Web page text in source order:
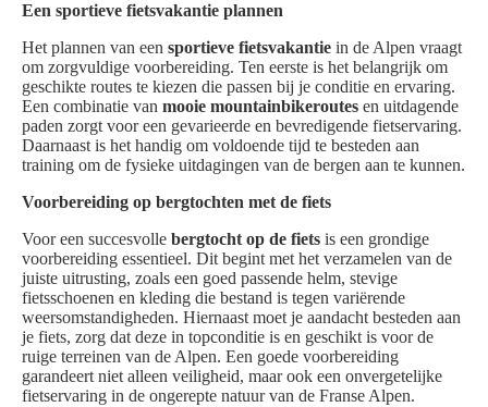
Een sportieve fietsvakantie plannen
Het plannen van een sportieve fietsvakantie in de Alpen vraagt
om zorgvuldige voorbereiding. Ten eerste is het belangrijk om
geschikte routes te kiezen die passen bij je conditie en ervaring.
Een combinatie van mooie mountainbikeroutes en uitdagende
paden zorgt voor een gevarieerde en bevredigende fietservaring.
Daarnaast is het handig om voldoende tijd te besteden aan
training om de fysieke uitdagingen van de bergen aan te kunnen.
Voorbereiding op bergtochten met de fiets
Voor een succesvolle bergtocht op de fiets is een grondige
voorbereiding essentieel. Dit begint met het verzamelen van de
juiste uitrusting, zoals een goed passende helm, stevige
fietsschoenen en kleding die bestand is tegen variërende
weersomstandigheden. Hiernaast moet je aandacht besteden aan
je fiets, zorg dat deze in topconditie is en geschikt is voor de
ruige terreinen van de Alpen. Een goede voorbereiding
garandeert niet alleen veiligheid, maar ook een onvergetelijke
fietservaring in de ongerepte natuur van de Franse Alpen.